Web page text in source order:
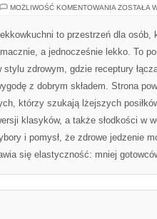
MOŻLIWOŚĆ KOMENTOWANIA PRZEPISY
ZOSTAŁA
to przestrzeń dla osób,
a jednocześnie lekko. To
stylu zdrowym, gdzie receptury
z dobrym składem. Strona
którzy szukają lżejszych
klasyków, a także słodkości w
i pomysł, że zdrowe jedzenie
się elastyczność: mniej